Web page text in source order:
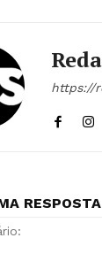
https://
RESPOSTA